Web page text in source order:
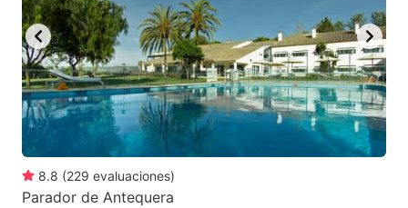
8.8 (229 evaluaciones)
Parador de Antequera